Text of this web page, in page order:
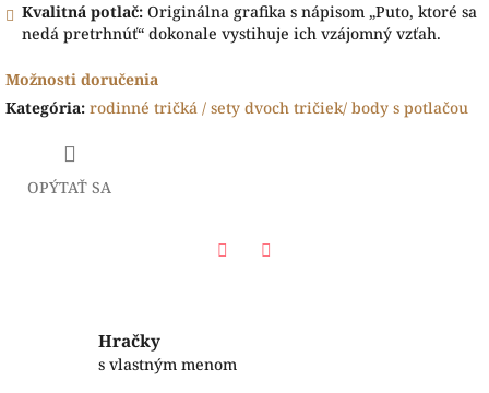
Kvalitná potlač: Originálna grafika s nápisom „Puto, ktoré sa
nedá pretrhnúť“ dokonale vystihuje ich vzájomný vzťah.
Možnosti doručenia
Kategória: rodinné tričká / sety dvoch tričiek/ body s potlačou
OPÝTAŤ SA
Hračky
s vlastným menom